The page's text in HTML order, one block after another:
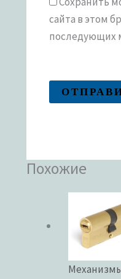
сайта в этом
последующих
Похожие